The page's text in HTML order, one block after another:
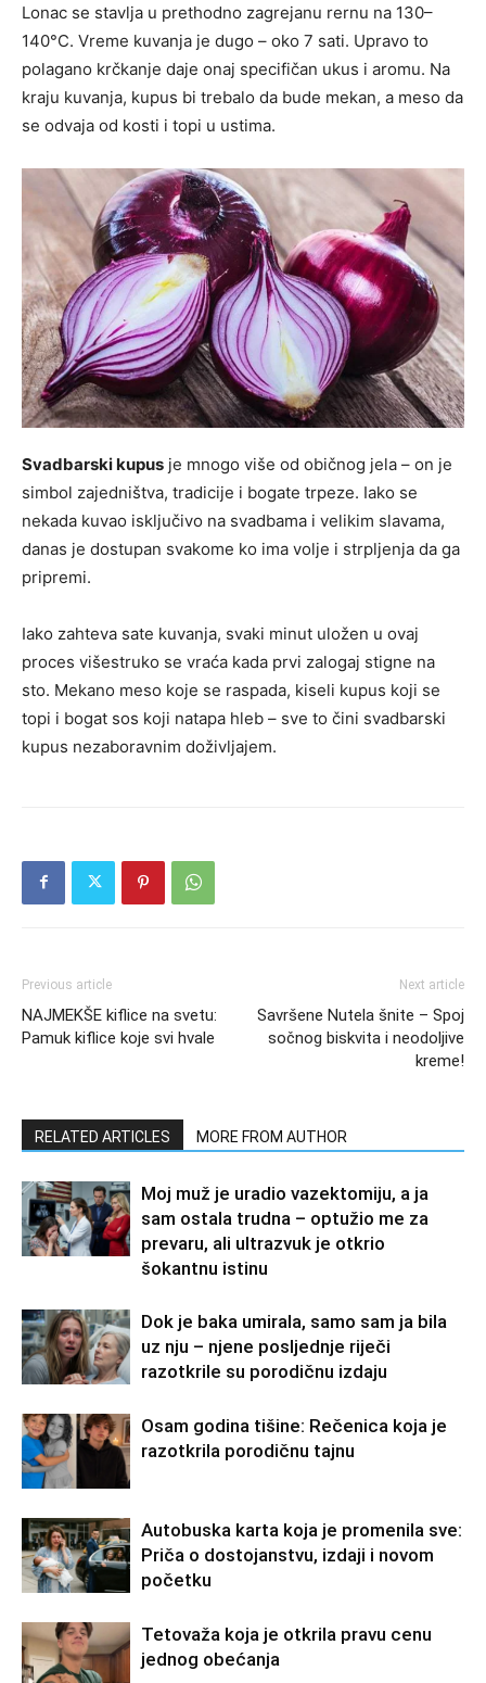
Lonac se stavlja u prethodno zagrejanu rernu na 130–
140°C. Vreme kuvanja je dugo – oko 7 sati. Upravo to
polagano krčkanje daje onaj specifičan ukus i aromu. Na
kraju kuvanja, kupus bi trebalo da bude mekan, a meso da
se odvaja od kosti i topi u ustima.
Svadbarski kupus je mnogo više od običnog jela – on je
simbol zajedništva, tradicije i bogate trpeze. Iako se
nekada kuvao isključivo na svadbama i velikim slavama,
danas je dostupan svakome ko ima volje i strpljenja da ga
pripremi.
Iako zahteva sate kuvanja, svaki minut uložen u ovaj
proces višestruko se vraća kada prvi zalogaj stigne na
sto. Mekano meso koje se raspada, kiseli kupus koji se
topi i bogat sos koji natapa hleb – sve to čini svadbarski
kupus nezaboravnim doživljajem.
Previous article
NAJMEKŠE kiflice na svetu:
Pamuk kiflice koje svi hvale
Next article
Savršene Nutela šnite – Spoj
sočnog biskvita i neodoljive
kreme!
RELATED ARTICLES MORE FROM AUTHOR
Moj muž je uradio vazektomiju, a ja
sam ostala trudna – optužio me za
prevaru, ali ultrazvuk je otkrio
šokantnu istinu
Dok je baka umirala, samo sam ja bila
uz nju – njene posljednje riječi
razotkrile su porodičnu izdaju
Osam godina tišine: Rečenica koja je
razotkrila porodičnu tajnu
Autobuska karta koja je promenila sve:
Priča o dostojanstvu, izdaji i novom
početku
Tetovaža koja je otkrila pravu cenu
jednog obećanja